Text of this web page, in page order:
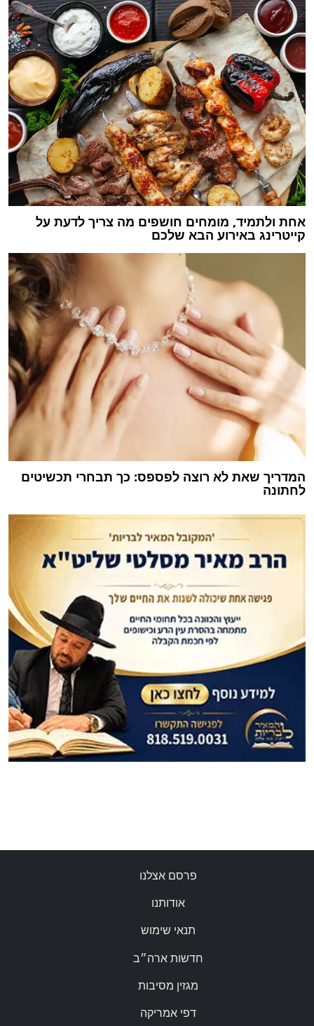
אחת ולתמיד, מומחים חושפים מה צריך לדעת על
קייטרינג באירוע הבא שלכם
המדריך שאת לא רוצה לפספס: כך תבחרי תכשיטים
לחתונה
פרסם אצלנו
אודותנו
תנאי שימוש
חדשות ארה״ב
מגזין מסיבות
דפי אמריקה